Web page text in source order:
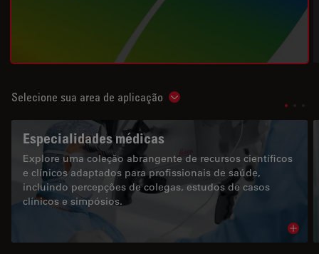
Selecione sua area de aplicação Show subnavigation
Especialidades médicas
Explore uma coleção abrangente de recursos científicos
e clínicos adaptados para profissionais de saúde,
incluindo percepções de colegas, estudos de casos
clínicos e simpósios.